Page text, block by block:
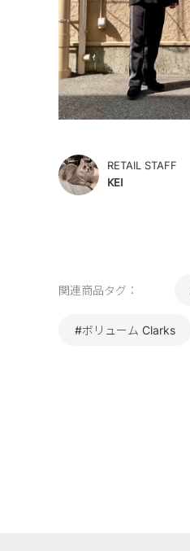
RETAIL STAFF
KEI
関連商品タグ：
#ボリューム Clarks